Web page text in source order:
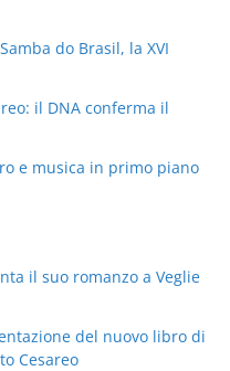
do Brasil, la XVI
il DNA conferma il
e musica in primo piano
il suo romanzo a Veglie
del nuovo libro di
Cesareo